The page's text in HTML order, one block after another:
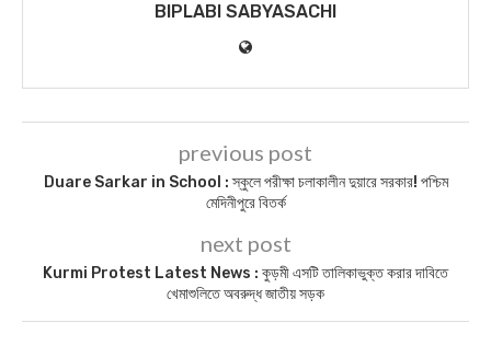
BIPLABI SABYASACHI
previous post
Duare Sarkar in School : স্কুলে পরীক্ষা চলাকালীন দুয়ারে সরকার! পশ্চিম
মেদিনীপুরে বিতর্ক
next post
Kurmi Protest Latest News : কুড়মী এসটি তালিকাভুক্ত করার দাবিতে
খেমাশুলিতে অবরুদ্ধ জাতীয় সড়ক